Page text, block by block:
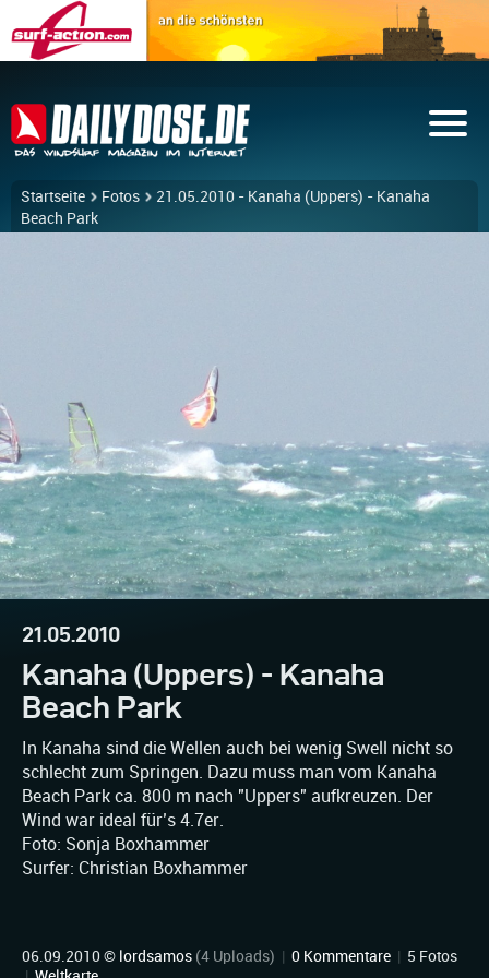
Startseite Fotos
21.05.2010 - Kanaha (Uppers) - Kanaha
Beach Park
21.05.2010
Kanaha (Uppers) - Kanaha
Beach Park
In Kanaha sind die Wellen auch bei wenig Swell nicht so
schlecht zum Springen. Dazu muss man vom Kanaha
Beach Park ca. 800 m nach "Uppers" aufkreuzen. Der
Wind war ideal für’s 4.7er.
Foto: Sonja Boxhammer
Surfer: Christian Boxhammer
06.09.2010 © lordsamos (4 Uploads) | 0 Kommentare | 5 Fotos